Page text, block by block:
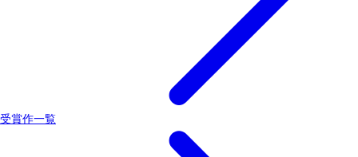
受賞作一覧